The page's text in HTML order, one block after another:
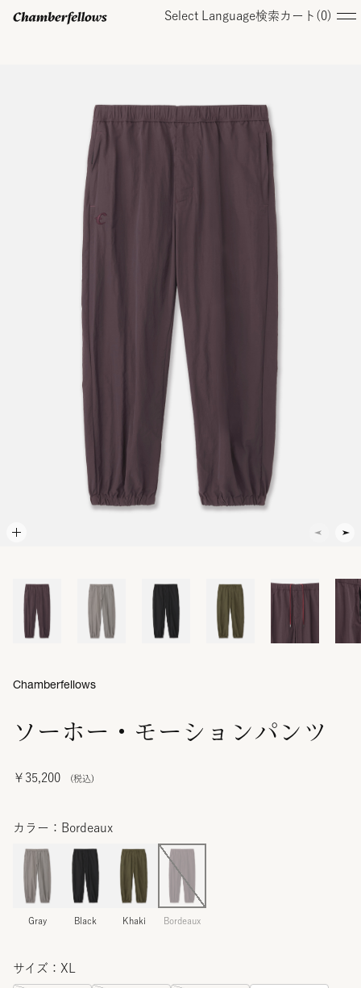
Select Language検索 カート( 0)
オンラインストア
コレクション
ソーホー・モーションパンツ
￥35,200
Chamberfellows
カラー：Bordeaux
Gray Black Khaki Bordeaux
サイズ：XL